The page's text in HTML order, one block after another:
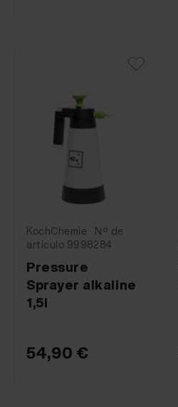
KochChemie · Nº de
artículo 9998284
Pressure
Sprayer alkaline
1,5l
54,90 €